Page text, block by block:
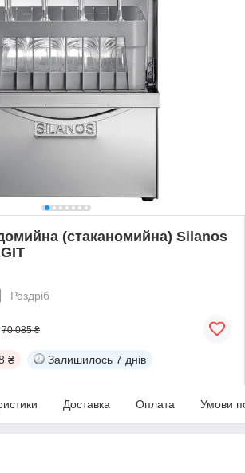
(стаканомийна) Silanos
Роздріб
70 085 ₴
₴ Залишилось 7 днів
Доставка Оплата Умови